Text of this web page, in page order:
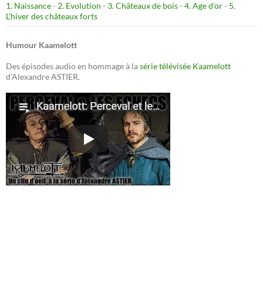
1. Naissance- 2. Evolution - 3. Châteaux de bois- 4. Age d’or- 5.
L’hiver des châteaux forts
Humour Kaamelott
Des épisodes audio en hommage à lasérie télévisée Kaamelott
d'Alexandre ASTIER.